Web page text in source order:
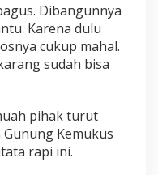
Dibangunnya
Karena dulu
cukup mahal.
sudah bisa
pihak turut
Kemukus
rapi ini.